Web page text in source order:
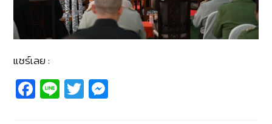
แชร์เลย :
Fa
c
Li
n
T
wi